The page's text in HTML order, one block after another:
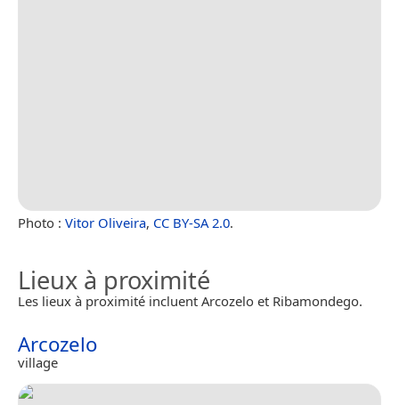
Photo : Vitor Oliveira, CC BY-SA 2.0.
Lieux à proximité
Les lieux à proximité incluent Arcozelo et Ribamondego.
Arcozelo
village